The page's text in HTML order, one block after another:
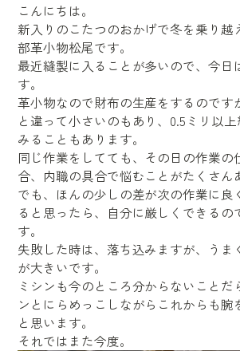
こんにちは。
新入りのこたつのおかげで冬を乗り越
部革小物松尾です。
最近縫製に入ることが多いので、今日
す。
革小物なので財布の生産をするのです
と違って小さいのもあり、0.5ミリ以
みることもあります。
同じ作業をしてても、その日の作業の
合、内職の具合で悩むことがたくさん
でも、ほんの少しの差が次の作業に良
ると思ったら、自分に厳しくできるの
す。
失敗した時は、落ち込みますが、うま
が大きいです。
ミシンも今のところ分からないことだ
ンとにらめっこしながらこれからも腕
と思います。
それではまた今度。